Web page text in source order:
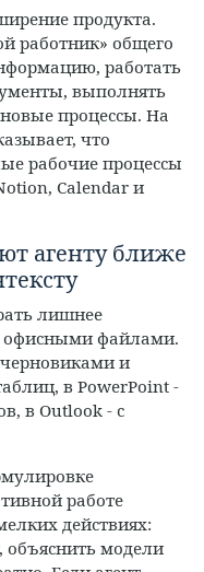
продукта.
работник» общего
работать
выполнять
процессы. На
что
рабочие процессы
Calendar и
агенту ближе
лишнее
офисными файлами.
и
в PowerPoint -
в Outlook - с
работе
действиях:
объяснить модели